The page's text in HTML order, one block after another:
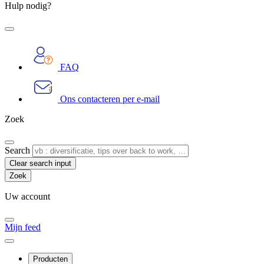
Hulp nodig?
FAQ
Ons contacteren per e-mail
Zoek
Search
Clear search input
Uw account
Mijn feed
Producten